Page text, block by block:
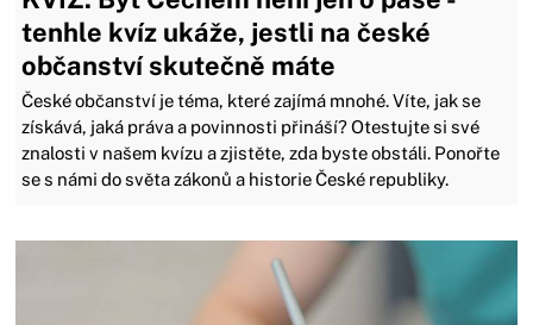
tenhle kvíz ukáže, jestli na české
občanství skutečně máte
České občanství je téma, které zajímá mnohé. Víte, jak se
získává, jaká práva a povinnosti přináší? Otestujte si své
znalosti v našem kvízu a zjistěte, zda byste obstáli. Ponořte
se s námi do světa zákonů a historie České republiky.